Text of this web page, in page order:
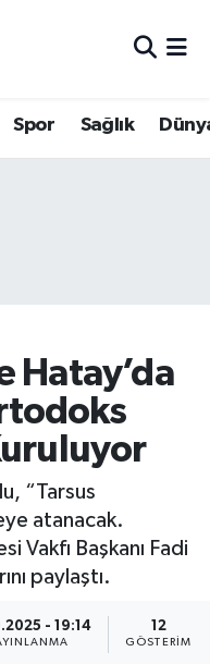
Spor Sağlık
Hatay’da
“Tarsus
atanacak.
Vakfı Başkanı Fadi
paylaştı.
- 19:14 12
GÖSTERIM